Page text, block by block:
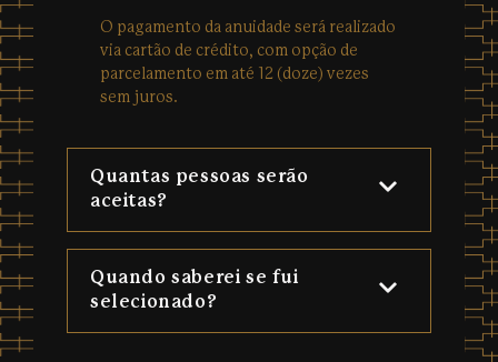
O pagamento da anuidade será realizado
via cartão de crédito, com opção de
parcelamento em até 12 (doze) vezes
sem juros.
Quantas pessoas serão
aceitas?
Quando saberei se fui
selecionado?